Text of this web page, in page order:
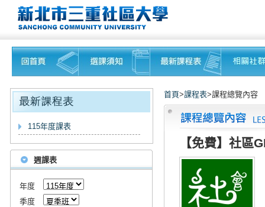
115年度課表
週課表
年度
季度
首頁>課程表>課程總覽內容
【免費】社區